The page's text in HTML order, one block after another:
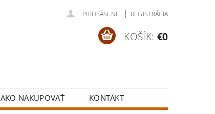
PRIHLÁSENIE | REGISTRÁCIA
KOŠÍK: €0
AKO NAKUPOVAŤ KONTAKT